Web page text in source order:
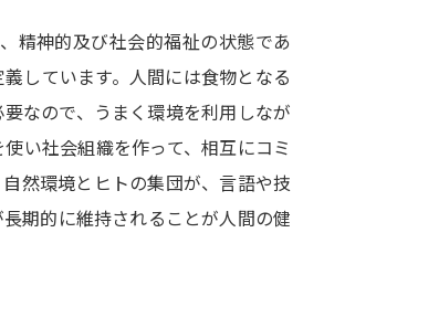
大学で学べる内容や特徴を調べる
新増設大学・学部・学科特集
国際・
データサイエンス特集
奨学金・特待生
進路の３択
新学年スタート号特集ペー
新学年スタート号特集ページ（高2生用）
SELFBRAND特集ページ
精神的及び社会的福祉の状態であ
しています。人間には食物となる
なので、うまく環境を利用しなが
い社会組織を作って、相互にコミ
然環境とヒトの集団が、言語や技
期的に維持されることが人間の健